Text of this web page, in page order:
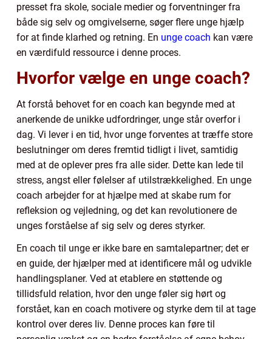
presset fra skole, sociale medier og forventninger fra
både sig selv og omgivelserne, søger flere unge hjælp
for at finde klarhed og retning. En unge coach kan være
en værdifuld ressource i denne proces.
Hvorfor vælge en unge coach?
At forstå behovet for en coach kan begynde med at
anerkende de unikke udfordringer, unge står overfor i
dag. Vi lever i en tid, hvor unge forventes at træffe store
beslutninger om deres fremtid tidligt i livet, samtidig
med at de oplever pres fra alle sider. Dette kan lede til
stress, angst eller følelser af utilstrækkelighed. En unge
coach arbejder for at hjælpe med at skabe rum for
refleksion og vejledning, og det kan revolutionere de
unges forståelse af sig selv og deres styrker.
En coach til unge er ikke bare en samtalepartner; det er
en guide, der hjælper med at identificere mål og udvikle
handlingsplaner. Ved at etablere en støttende og
tillidsfuld relation, hvor den unge føler sig hørt og
forstået, kan en coach motivere og styrke dem til at tage
kontrol over deres liv. Denne proces kan føre til